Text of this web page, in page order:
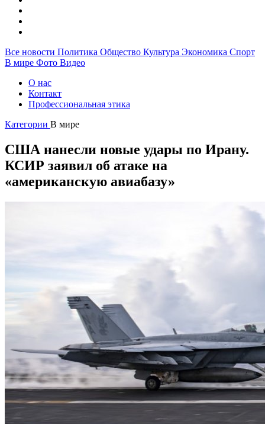
Все новости Политика Общество Культура Экономика Спорт
В мире Фото Видео
О нас
Контакт
Профессиональная этика
Категории В мире
США нанесли новые удары по Ирану.
КСИР заявил об атаке на
«американскую авиабазу»